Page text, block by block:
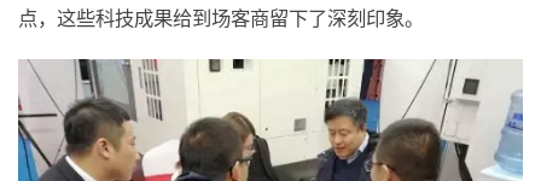
点，这些科技成果给到场客商留下了深刻印象。